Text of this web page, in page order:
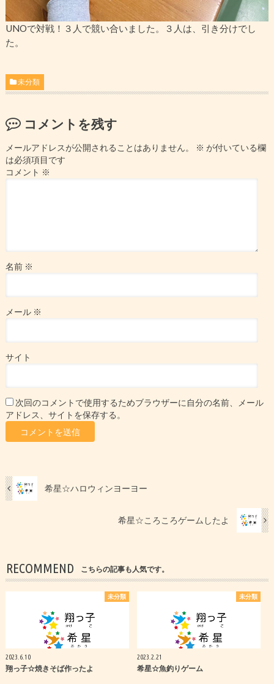
UNOで対戦！３人で競い合いました。３人は、引き分けでし
た。
未分類
コメントを残す
メールアドレスが公開されることはありません。 ※ が付いている欄
は必須項目です
コメント ※
名前 ※
メール ※
サイト
次回のコメントで使用するためブラウザーに自分の名前、メール
アドレス、サイトを保存する。
希星☆ハロウィンヨーヨー
希星☆ころころゲームしたよ
RECOMMEND こちらの記事も人気です。
未分類
2023.6.10
翔っ子☆焼きそば作ったよ
未分類
2023.2.21
希星☆魚釣りゲーム